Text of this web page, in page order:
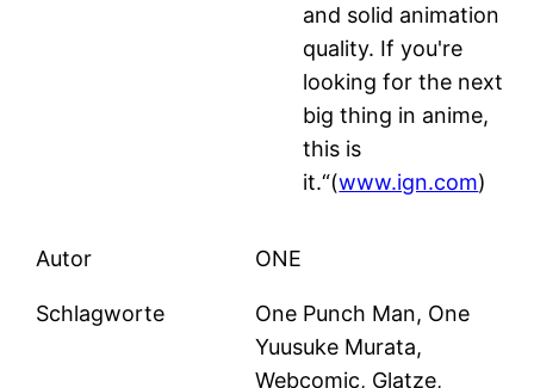
and solid animation
quality. If you're
looking for the next
big thing in anime,
this is
it.“(www.ign.com)
Autor ONE
Schlagworte
One Punch Man, One
Yuusuke Murata,
Webcomic, Glatze,